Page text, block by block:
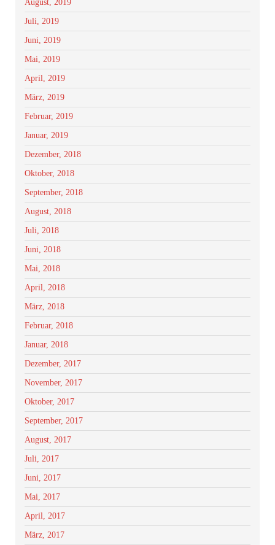
August, 2019
Juli, 2019
Juni, 2019
Mai, 2019
April, 2019
März, 2019
Februar, 2019
Januar, 2019
Dezember, 2018
Oktober, 2018
September, 2018
August, 2018
Juli, 2018
Juni, 2018
Mai, 2018
April, 2018
März, 2018
Februar, 2018
Januar, 2018
Dezember, 2017
November, 2017
Oktober, 2017
September, 2017
August, 2017
Juli, 2017
Juni, 2017
Mai, 2017
April, 2017
März, 2017